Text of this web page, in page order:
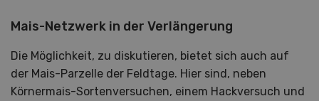
Mais-Netzwerk in der Verlängerung
Die Möglichkeit, zu diskutieren, bietet sich auch auf
der Mais-Parzelle der Feldtage. Hier sind, neben
Körnermais-Sortenversuchen, einem Hackversuch und